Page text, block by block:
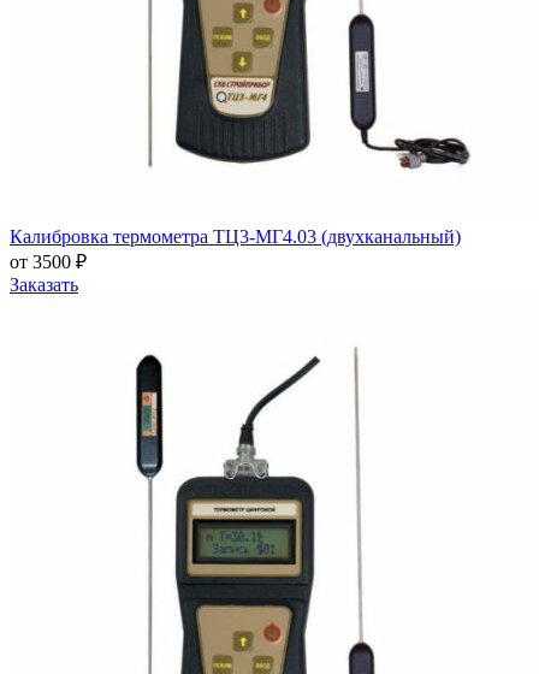
Калибровка термометра ТЦ3-МГ4.03 (двухканальный)
от 3500 ₽
Заказать